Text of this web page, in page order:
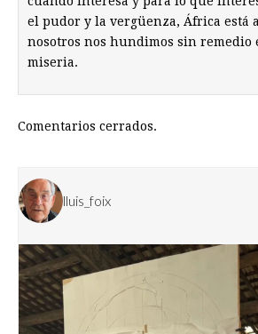
el pudor y la vergüenza, África está
nosotros nos hundimos sin remedio
miseria.
Comentarios cerrados.
lluis_foix